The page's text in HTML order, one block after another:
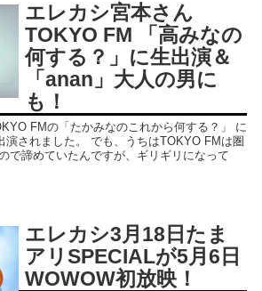
エレカシ宮本さん
TOKYO FM 「高みなの
何する？」に生出演＆
「anan」大人の男に
も！
FMの「たかみなのこれから何する？」 に
演されました。 でも、うちはTOKYO FMは圏
で諦めていたんですが、ギリギリになって
エレカシ3月18日たま
アリSPECIALが5月6日
WOWOW初放映！